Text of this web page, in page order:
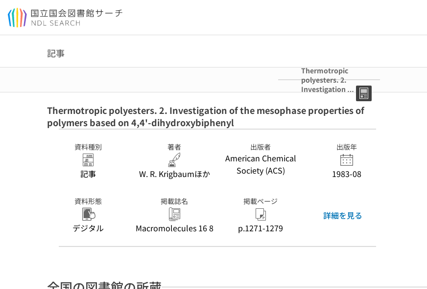
本文へ移動
記事
Thermotropic
polyesters. 2.
Investigation of
properties of
polymers based
Thermotropic polyesters. 2. Investigation of the mesophase properties of
polymers based on 4,4'-dihydroxybiphenyl
資料種別
記事
著者
W. R. Krigbaumほか
出版者
American Chemical
Society (ACS)
出版年
1983-08
資料形態
デジタル
掲載誌名
Macromolecules 16 8
掲載ページ
p.1271-1279
詳細を見る